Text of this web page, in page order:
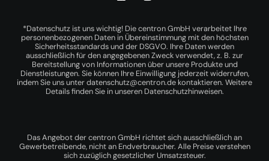
*Datenschutz ist uns wichtig! Die centron GmbH verarbeitet Ihre
personenbezogenen Daten in Übereinstimmung mit den höchsten
Sicherheitsstandards und der DSGVO. Ihre Daten werden
ausschließlich für den angegebenen Zweck verwendet, z. B. zur
Bereitstellung von Informationen über unsere Produkte und
Dienstleistungen. Sie können Ihre Einwilligung jederzeit widerrufen,
indem Sie uns unterdatenschutz@centron.de kontaktieren. Weitere
Details finden Sie in unseren Datenschutzhinweisen.
Das Angebot der centron GmbH richtet sich ausschließlich an
Gewerbetreibende, nicht an Endverbraucher. Alle Preise verstehen
sich zuzüglich gesetzlicher Umsatzsteuer.